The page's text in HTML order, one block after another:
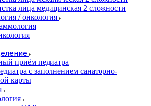
лица медицинская 2 сложности
/ онкология
приём педиатра
с заполнением санаторно-
карты